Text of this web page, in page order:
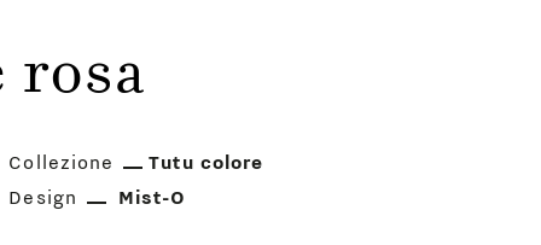
rosa
Collezione
Tutu colore
Design
Mist-O